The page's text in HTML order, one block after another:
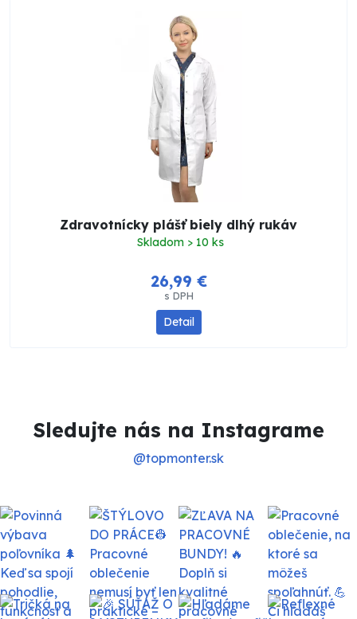
Zdravotnícky plášť biely dlhý rukáv
Skladom > 10 ks
26,99 €
s DPH
Detail
Sledujte nás na Instagrame
@topmonter.sk